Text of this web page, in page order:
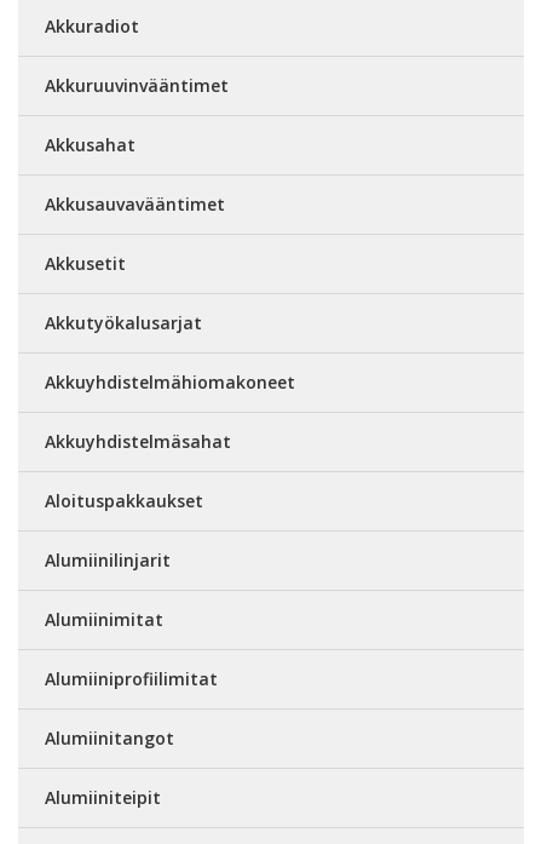
Akkuradiot
Akkuruuvinvääntimet
Akkusahat
Akkusauvavääntimet
Akkusetit
Akkutyökalusarjat
Akkuyhdistelmähiomakoneet
Akkuyhdistelmäsahat
Aloituspakkaukset
Alumiinilinjarit
Alumiinimitat
Alumiiniprofiilimitat
Alumiinitangot
Alumiiniteipit